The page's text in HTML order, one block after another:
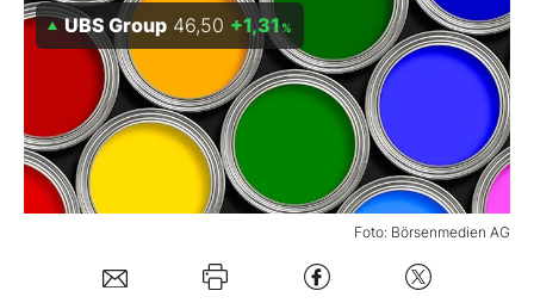
Mein B:O
Mein Konto
Folgen Sie uns
Foto: Börsenmedien AG
UBS Group 46,50 +1,31%